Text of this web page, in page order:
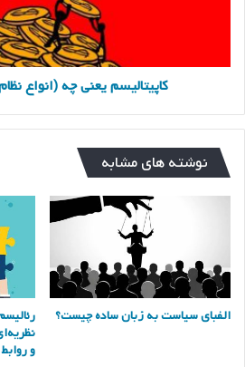
کاپیتالیسم یعنی چه (انواع
نوشته های مشابه
الفبای سیاست به زبان ساده چیست؟
و